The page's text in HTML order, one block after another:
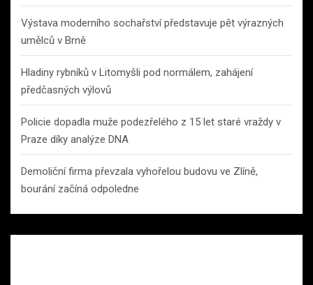
Výstava moderního sochařství představuje pět výrazných
umělců v Brně
Hladiny rybníků v Litomyšli pod normálem, zahájení
předčasných výlovů
Policie dopadla muže podezřelého z 15 let staré vraždy v
Praze díky analýze DNA
Demoliční firma převzala vyhořelou budovu ve Zlíně,
bourání začíná odpoledne